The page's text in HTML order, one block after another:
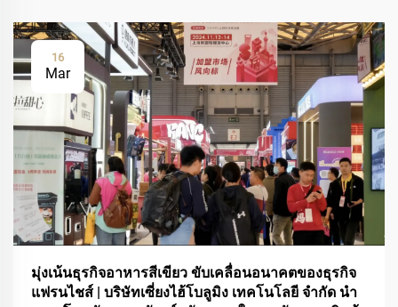
16
Mar
มุ่งเน้นธุรกิจอาหารสีเขียว ขับเคลื่อนอนาคตของธุรกิจ
แฟรนไชส์ | บริษัทเซี่ยงไฮ้โบลูมิง เทคโนโลยี จำกัด นำ